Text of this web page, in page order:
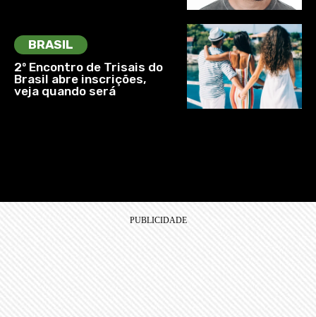
BRASIL
2º Encontro de Trisais do
Brasil abre inscrições,
veja quando será